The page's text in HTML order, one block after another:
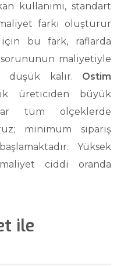
kullanımı, standart
farkı oluşturur
bu fark, raflarda
maliyetiyle
düşük kalır. Ostim
üreticiden büyük
tüm ölçeklerde
minimum sipariş
Yüksek
ciddi oranda
ile